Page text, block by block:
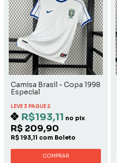
Camisa Brasil - Copa 1998
Especial
LEVE 3 PAGUE 2
R$193,11 no pix
R$ 209,90
R$ 193,11 com Boleto
COMPRAR